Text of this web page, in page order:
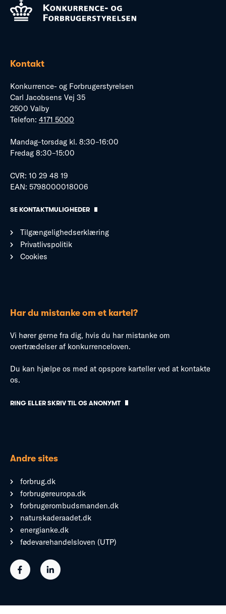
Kontakt
Konkurrence- og Forbrugerstyrelsen
Carl Jacobsens Vej 35
2500 Valby
Telefon: 4171 5000
Mandag–torsdag kl. 8:30–16:00
Fredag 8:30–15:00
CVR: 10 29 48 19
EAN: 5798000018006
SE KONTAKTMULIGHEDER
Tilgængelighedserklæring
Privatlivspolitik
Cookies
Har du mistanke om et kartel?
Vi hører gerne fra dig, hvis du har mistanke om
overtrædelser af konkurrenceloven.
Du kan hjælpe os med at opspore karteller ved at kontakte
os.
RING ELLER SKRIV TIL OS ANONYMT
Andre sites
forbrug.dk
forbrugereuropa.dk
forbrugerombudsmanden.dk
naturskaderaadet.dk
energianke.dk
fødevarehandelsloven (UTP)